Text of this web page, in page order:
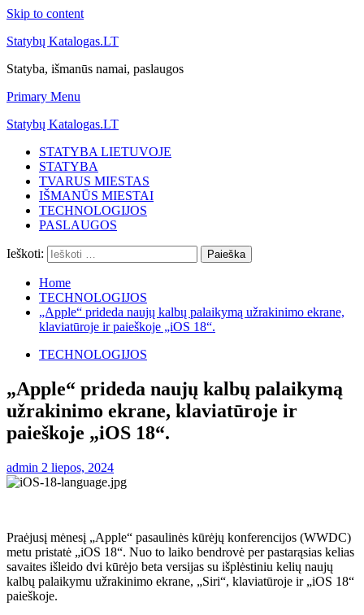
Skip to content
Statybų Katalogas.LT
Statyba, išmanūs namai, paslaugos
Primary Menu
Statybų Katalogas.LT
STATYBA LIETUVOJE
STATYBA
TVARUS MIESTAS
IŠMANŪS MIESTAI
TECHNOLOGIJOS
PASLAUGOS
Ieškoti:
Home
TECHNOLOGIJOS
„Apple“ prideda naujų kalbų palaikymą užrakinimo ekrane,
klaviatūroje ir paieškoje „iOS 18“.
TECHNOLOGIJOS
„Apple“ prideda naujų kalbų palaikymą
užrakinimo ekrane, klaviatūroje ir
paieškoje „iOS 18“.
admin 2 liepos, 2024
Praėjusį mėnesį „Apple“ pasaulinės kūrėjų konferencijos (WWDC)
metu pristatė „iOS 18“. Nuo to laiko bendrovė per pastarąsias kelias
savaites išleido dvi kūrėjo beta versijas su išplėstiniu kelių naujų
kalbų palaikymu užrakinimo ekrane, „Siri“, klaviatūroje ir „iOS 18“
paieškoje.